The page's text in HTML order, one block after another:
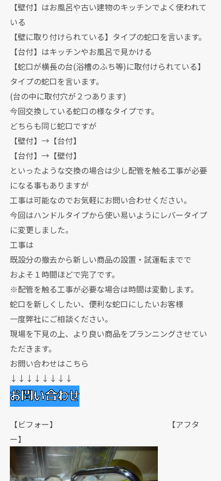
【壁付】はお風呂や古い建物のキッチンでよく使われて
いる
【壁に取り付けられている】タイプの蛇口を言います。
【台付】はキッチンやお風呂で見かける
【蛇口が横長の台(浴槽のふち等)に取付けられている】
タイプの蛇口を言います。
(台の中に取付穴が２つあります)
今回交換している蛇口の様なタイプです。
どちらも同じ蛇口ですが
【壁付】→【台付】
【台付】→【壁付】
といったような交換の場合は少し配管を触る工事が必要
になる事もありますが
工事は可能なのでお気軽にお問い合わせください。
今回はハンドルタイプから使い易いようにレバータイプ
に変更しました。
工事は
既設分の撤去から新しい商品の設置・試運転までで
およそ１時間ほどで完了です。
※配管を触る工事が必要な場合は時間は変動します。
蛇口を新しくしたい、便利な蛇口にしたいお客様
一度弊社にご相談ください。
現場を下見の上、より良い商品をプランニングさせてい
ただきます。
お問い合わせはこちら
↓↓↓↓↓↓↓↓
【ビフォー】 【アフタ
ー】